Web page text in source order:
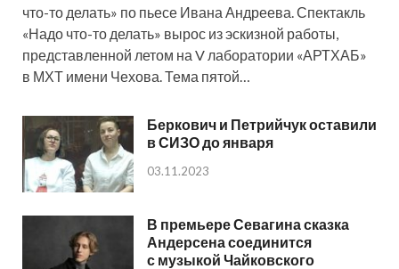
что-то делать» по пьесе Ивана Андреева. Спектакль
«Надо что-то делать» вырос из эскизной работы,
представленной летом на V лаборатории «АРТХАБ»
в МХТ имени Чехова. Тема пятой…
Беркович и Петрийчук оставили
в СИЗО до января
03.11.2023
В премьере Севагина сказка
Андерсена соединится
с музыкой Чайковского